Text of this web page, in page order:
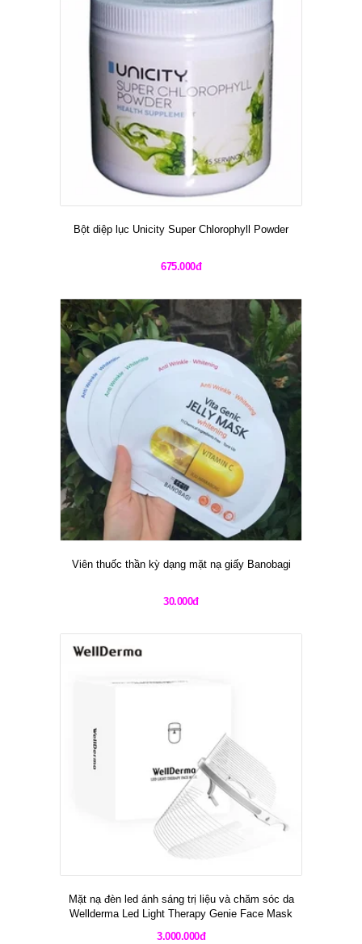
Bột diệp lục Unicity Super Chlorophyll Powder
675.000đ
Viên thuốc thần kỳ dạng mặt nạ giấy Banobagi
30.000đ
Mặt nạ đèn led ánh sáng trị liệu và chăm sóc da
Wellderma Led Light Therapy Genie Face Mask
3.000.000đ